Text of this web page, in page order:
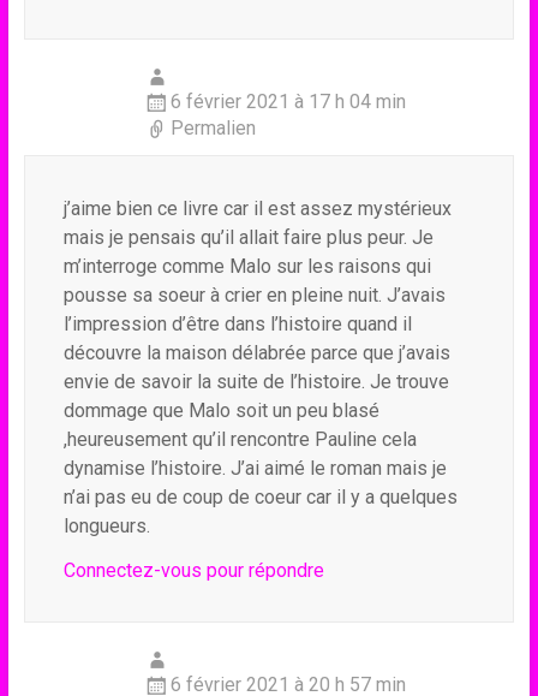
6 février 2021 à 17 h 04 min
Permalien
j’aime bien ce livre car il est assez mystérieux
mais je pensais qu’il allait faire plus peur. Je
m’interroge comme Malo sur les raisons qui
pousse sa soeur à crier en pleine nuit. J’avais
l’impression d’être dans l’histoire quand il
découvre la maison délabrée parce que j’avais
envie de savoir la suite de l’histoire. Je trouve
dommage que Malo soit un peu blasé
,heureusement qu’il rencontre Pauline cela
dynamise l’histoire. J’ai aimé le roman mais je
n’ai pas eu de coup de coeur car il y a quelques
longueurs.
Connectez-vous pour répondre
6 février 2021 à 20 h 57 min